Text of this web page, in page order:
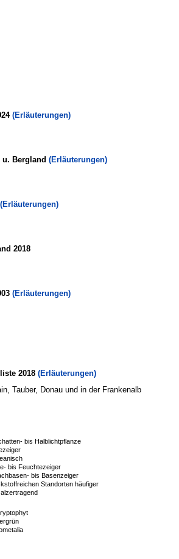
(Erläuterungen)
u. Bergland (Erläuterungen)
(Erläuterungen)
2018
(Erläuterungen)
2018 (Erläuterungen)
Tauber, Donau und in der Frankenalb
bis Halblichtpflanze
bis Feuchtezeiger
bis Basenzeiger
Standorten häufiger